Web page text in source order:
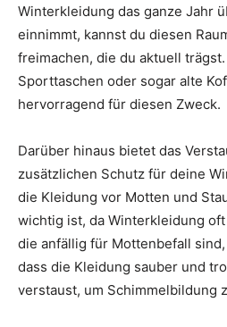
Winterkleidung das ganze Jahr
einnimmt, kannst du diesen
freimachen, die du aktuell
Sporttaschen oder sogar alte
hervorragend für diesen Zweck.
Darüber hinaus bietet das
zusätzlichen Schutz für deine
die Kleidung vor Motten und
wichtig ist, da Winterkleidung
die anfällig für Mottenbefall
dass die Kleidung sauber und
verstaust, um Schimmelbildung